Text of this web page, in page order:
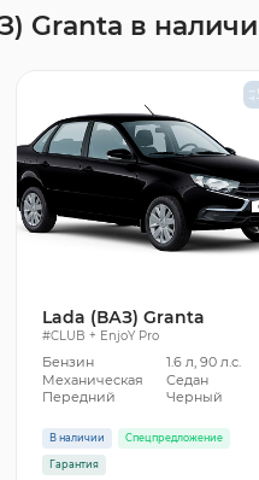
Granta в
Lada (ВАЗ) Granta
#CLUB + EnjoY Pro
Бензин
1.6 л, 90 л.с.
Механическая
Седан
Передний
Черный
В наличии Спецпредложение
Гарантия